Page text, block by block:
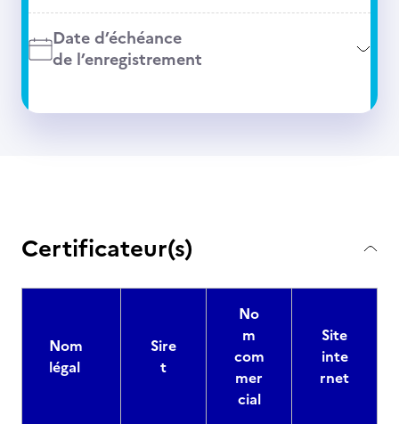
Date d’échéance
de l’enregistrement
Certificateur(s)
Nom
légal
Sire
t
No
m
com
mer
cial
Site
inte
rnet